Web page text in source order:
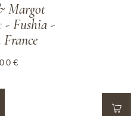
Margot
- Fushia -
€